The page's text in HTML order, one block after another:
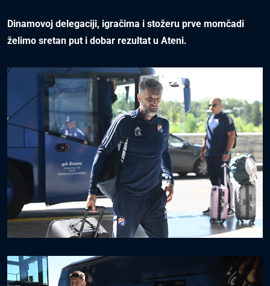
Dinamovoj delegaciji, igračima i stožeru prve momčadi
želimo sretan put i dobar rezultat u Ateni.